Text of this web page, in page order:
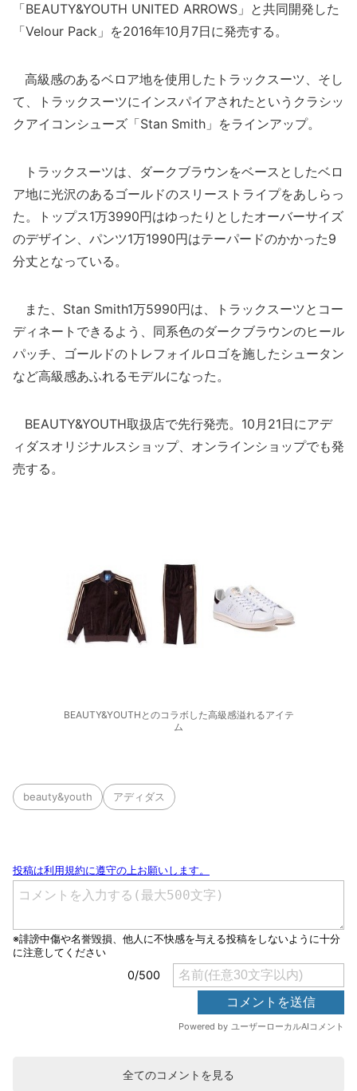
「BEAUTY&YOUTH UNITED ARROWS」と共同開発した
「Velour Pack」を2016年10月7日に発売する。
高級感のあるベロア地を使用したトラックスーツ、そし
て、トラックスーツにインスパイアされたというクラシッ
クアイコンシューズ「Stan Smith」をラインアップ。
トラックスーツは、ダークブラウンをベースとしたベロ
ア地に光沢のあるゴールドのスリーストライプをあしらっ
た。トップス1万3990円はゆったりとしたオーバーサイズ
のデザイン、パンツ1万1990円はテーパードのかかった9
分丈となっている。
また、Stan Smith1万5990円は、トラックスーツとコー
ディネートできるよう、同系色のダークブラウンのヒール
パッチ、ゴールドのトレフォイルロゴを施したシュータン
など高級感あふれるモデルになった。
BEAUTY&YOUTH取扱店で先行発売。10月21日にアデ
ィダスオリジナルスショップ、オンラインショップでも発
売する。
BEAUTY&YOUTHとのコラボした高級感溢れるアイテ
ム
beauty&youth アディダス
全てのコメントを見る